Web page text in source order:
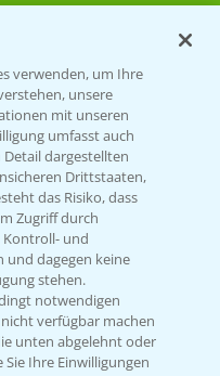
1
verwenden, um Ihre
unsere
mit unseren
umfasst auch
dargestellten
Drittstaaten,
das Risiko, dass
Zugriff durch
Kontroll- und
und dagegen keine
stehen.
notwendigen
verfügbar machen
unten abgelehnt oder
Ihre Einwilligungen